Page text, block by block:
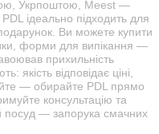
Укрпоштою, Meest —
ідеально підходить для
Ви можете купити
форми для випікання —
прихильність
якість відповідає ціні,
— обирайте PDL прямо
консультацію та
посуд — запорука смачних